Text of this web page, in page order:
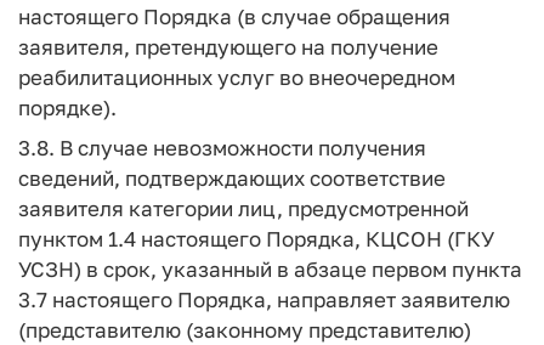
настоящего Порядка (в случае обращения
заявителя, претендующего на получение
реабилитационных услуг во внеочередном
порядке).
3.8. В случае невозможности получения
сведений, подтверждающих соответствие
заявителя категории лиц, предусмотренной
пунктом 1.4 настоящего Порядка, КЦСОН (ГКУ
УСЗН) в срок, указанный в абзаце первом пункта
3.7 настоящего Порядка, направляет заявителю
(представителю (законному представителю)